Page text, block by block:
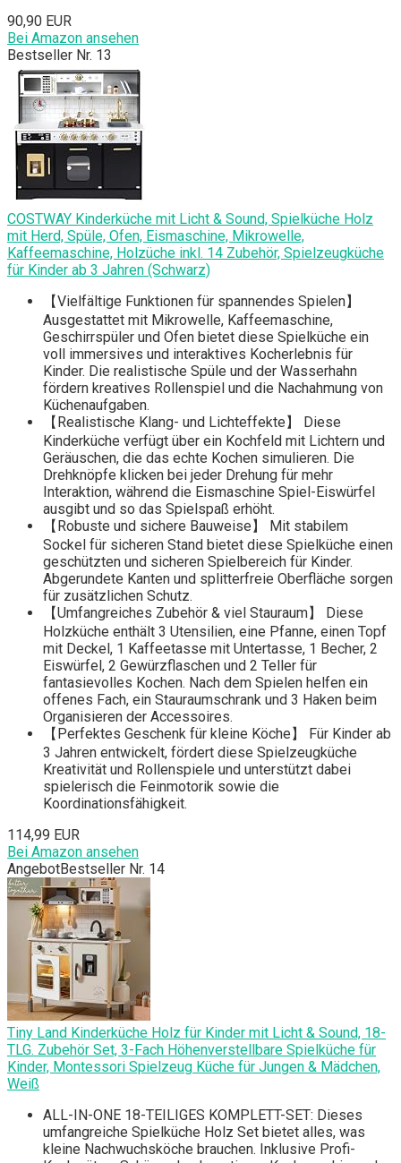
90,90 EUR
Bei Amazon ansehen
Bestseller Nr. 13
COSTWAY Kinderküche mit Licht & Sound, Spielküche Holz
mit Herd, Spüle, Ofen, Eismaschine, Mikrowelle,
Kaffeemaschine, Holzüche inkl. 14 Zubehör, Spielzeugküche
für Kinder ab 3 Jahren (Schwarz)
【Vielfältige Funktionen für spannendes Spielen】
Ausgestattet mit Mikrowelle, Kaffeemaschine,
Geschirrspüler und Ofen bietet diese Spielküche ein
voll immersives und interaktives Kocherlebnis für
Kinder. Die realistische Spüle und der Wasserhahn
fördern kreatives Rollenspiel und die Nachahmung von
Küchenaufgaben.
【Realistische Klang- und Lichteffekte】 Diese
Kinderküche verfügt über ein Kochfeld mit Lichtern und
Geräuschen, die das echte Kochen simulieren. Die
Drehknöpfe klicken bei jeder Drehung für mehr
Interaktion, während die Eismaschine Spiel-Eiswürfel
ausgibt und so das Spielspaß erhöht.
【Robuste und sichere Bauweise】 Mit stabilem
Sockel für sicheren Stand bietet diese Spielküche einen
geschützten und sicheren Spielbereich für Kinder.
Abgerundete Kanten und splitterfreie Oberfläche sorgen
für zusätzlichen Schutz.
【Umfangreiches Zubehör & viel Stauraum】 Diese
Holzküche enthält 3 Utensilien, eine Pfanne, einen Topf
mit Deckel, 1 Kaffeetasse mit Untertasse, 1 Becher, 2
Eiswürfel, 2 Gewürzflaschen und 2 Teller für
fantasievolles Kochen. Nach dem Spielen helfen ein
offenes Fach, ein Stauraumschrank und 3 Haken beim
Organisieren der Accessoires.
【Perfektes Geschenk für kleine Köche】 Für Kinder ab
3 Jahren entwickelt, fördert diese Spielzeugküche
Kreativität und Rollenspiele und unterstützt dabei
spielerisch die Feinmotorik sowie die
Koordinationsfähigkeit.
114,99 EUR
Bei Amazon ansehen
AngebotBestseller Nr. 14
Tiny Land Kinderküche Holz für Kinder mit Licht & Sound, 18-
TLG. Zubehör Set, 3-Fach Höhenverstellbare Spielküche für
Kinder, Montessori Spielzeug Küche für Jungen & Mädchen,
Weiß
ALL-IN-ONE 18-TEILIGES KOMPLETT-SET: Dieses
umfangreiche Spielküche Holz Set bietet alles, was
kleine Nachwuchsköche brauchen. Inklusive Profi-